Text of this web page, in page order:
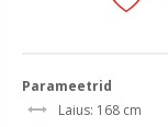
Parameetrid
Laius: 168 cm